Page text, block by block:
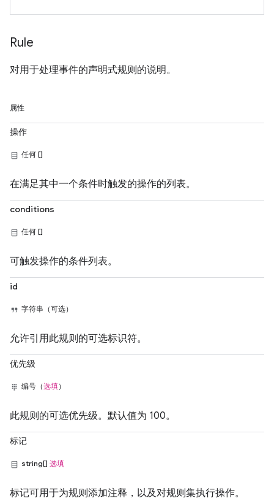
Rule
对用于处理事件的声明式规则的说明。
属性
操作
任何 []
在满足其中一个条件时触发的操作的列表。
conditions
任何 []
可触发操作的条件列表。
id
字符串（可选）
允许引用此规则的可选标识符。
优先级
编号（选填）
此规则的可选优先级。默认值为 100。
标记
string[] 选填
标记可用于为规则添加注释，以及对规则集执行操作。